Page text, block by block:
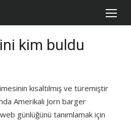
kim buldu
kısaltılmış ve türemiştir
Amerikalı Jorn barger
günlüğünü tanımlamak için